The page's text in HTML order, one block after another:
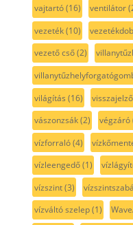
vajtartó(16) ventilátor
vezeték(10)
vezető cső(2)
világítás (16) visszajelző
vászonzsák(2) végzáró
vízforraló(4)
vízleengedő(1)
vízszint(3)
vízváltó szelep(1)